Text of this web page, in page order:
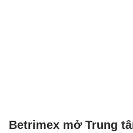
Betrimex mở Trung